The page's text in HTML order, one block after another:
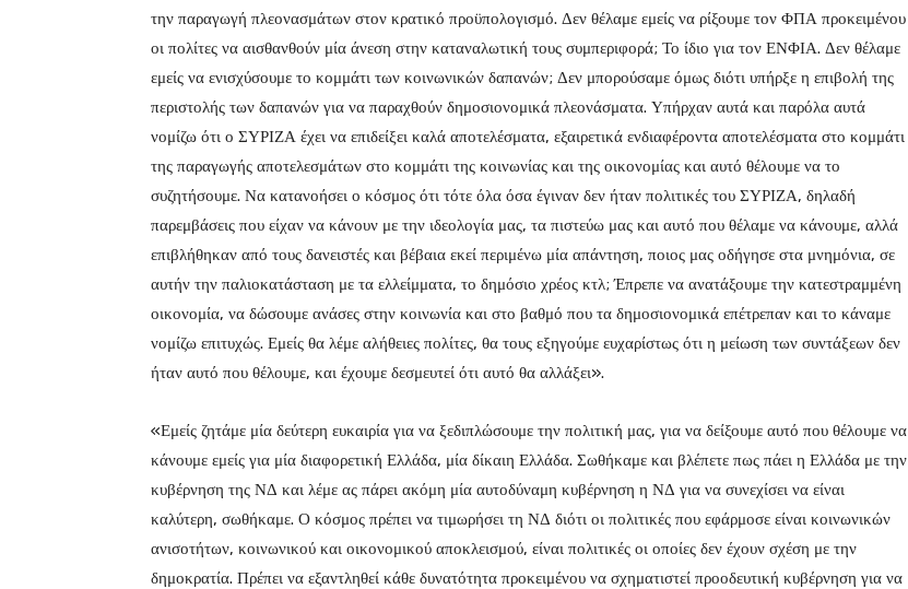
την παραγωγή πλεονασμάτων στον κρατικό προϋπολογισμό. Δεν θέλαμε εμείς να ρίξουμε τον ΦΠΑ προκειμένου
οι πολίτες να αισθανθούν μία άνεση στην καταναλωτική τους συμπεριφορά; Το ίδιο για τον ΕΝΦΙΑ. Δεν θέλαμε
εμείς να ενισχύσουμε το κομμάτι των κοινωνικών δαπανών; Δεν μπορούσαμε όμως διότι υπήρξε η επιβολή της
περιστολής των δαπανών για να παραχθούν δημοσιονομικά πλεονάσματα. Υπήρχαν αυτά και παρόλα αυτά
νομίζω ότι ο ΣΥΡΙΖΑ έχει να επιδείξει καλά αποτελέσματα, εξαιρετικά ενδιαφέροντα αποτελέσματα στο κομμάτι
της παραγωγής αποτελεσμάτων στο κομμάτι της κοινωνίας και της οικονομίας και αυτό θέλουμε να το
συζητήσουμε. Να κατανοήσει ο κόσμος ότι τότε όλα όσα έγιναν δεν ήταν πολιτικές του ΣΥΡΙΖΑ, δηλαδή
παρεμβάσεις που είχαν να κάνουν με την ιδεολογία μας, τα πιστεύω μας και αυτό που θέλαμε να κάνουμε, αλλά
επιβλήθηκαν από τους δανειστές και βέβαια εκεί περιμένω μία απάντηση, ποιος μας οδήγησε στα μνημόνια, σε
αυτήν την παλιοκατάσταση με τα ελλείμματα, το δημόσιο χρέος κτλ; Έπρεπε να ανατάξουμε την κατεστραμμένη
οικονομία, να δώσουμε ανάσες στην κοινωνία και στο βαθμό που τα δημοσιονομικά επέτρεπαν και το κάναμε
νομίζω επιτυχώς. Εμείς θα λέμε αλήθειες πολίτες, θα τους εξηγούμε ευχαρίστως ότι η μείωση των συντάξεων δεν
ήταν αυτό που θέλουμε, και έχουμε δεσμευτεί ότι αυτό θα αλλάξει».
«Εμείς ζητάμε μία δεύτερη ευκαιρία για να ξεδιπλώσουμε την πολιτική μας, για να δείξουμε αυτό που θέλουμε να
κάνουμε εμείς για μία διαφορετική Ελλάδα, μία δίκαιη Ελλάδα. Σωθήκαμε και βλέπετε πως πάει η Ελλάδα με την
κυβέρνηση της ΝΔ και λέμε ας πάρει ακόμη μία αυτοδύναμη κυβέρνηση η ΝΔ για να συνεχίσει να είναι
καλύτερη, σωθήκαμε. Ο κόσμος πρέπει να τιμωρήσει τη ΝΔ διότι οι πολιτικές που εφάρμοσε είναι κοινωνικών
ανισοτήτων, κοινωνικού και οικονομικού αποκλεισμού, είναι πολιτικές οι οποίες δεν έχουν σχέση με την
δημοκρατία. Πρέπει να εξαντληθεί κάθε δυνατότητα προκειμένου να σχηματιστεί προοδευτική κυβέρνηση για να